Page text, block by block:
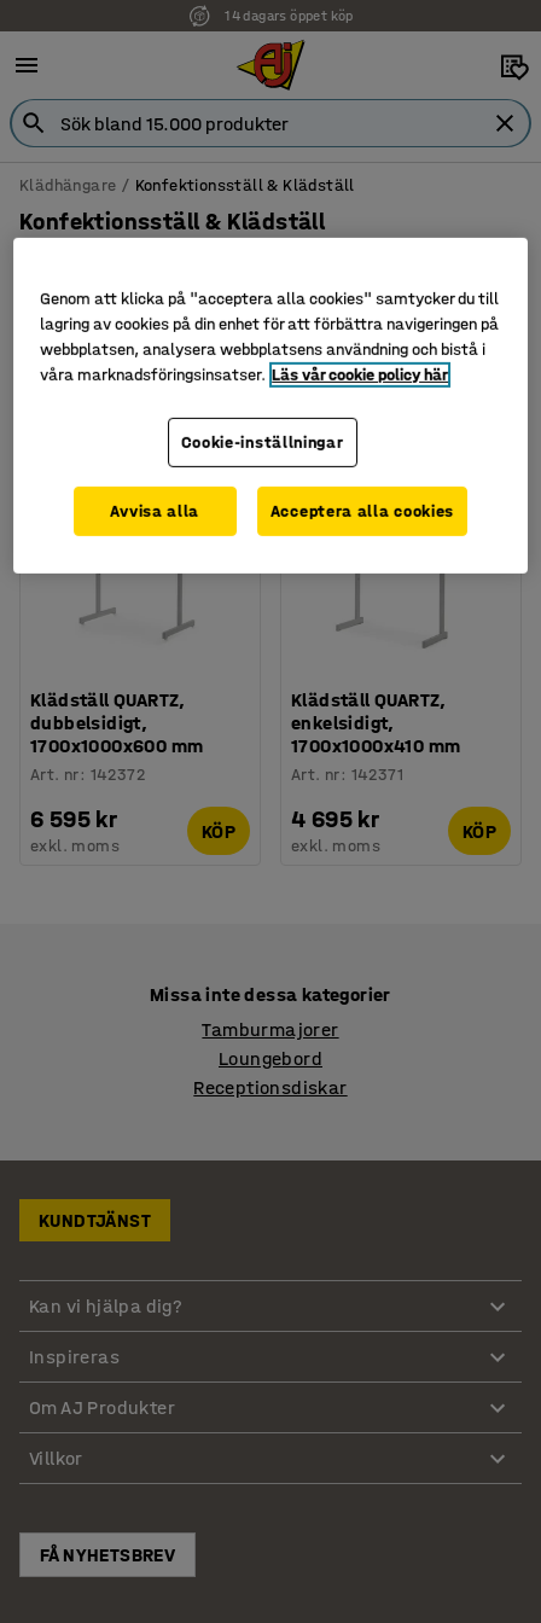
14 dagars öppet köp
Klädhängare Konfektionsställ & Klädställ
Konfektionsställ & Klädställ
Filtrera Sortera
Klädställ QUARTZ,
dubbelsidigt,
1700x1000x600 mm
Art. nr: 142372
6 595 kr
exkl. moms
KÖP
Klädställ QUARTZ,
enkelsidigt,
1700x1000x410 mm
Art. nr: 142371
4 695 kr
exkl. moms
KÖP
Missa inte dessa kategorier
Tamburmajorer
Loungebord
Receptionsdiskar
KUNDTJÄNST
Kan vi hjälpa dig?
Inspireras
Om AJ Produkter
Villkor
FÅ NYHETSBREV
Genom att klicka på "acceptera alla cookies" samtycker du till
lagring av cookies på din enhet för att förbättra navigeringen på
webbplatsen, analysera webbplatsens användning och bistå i
våra marknadsföringsinsatser. Läs vår cookie policy här
Cookie-inställningar
Avvisa alla Acceptera alla cookies